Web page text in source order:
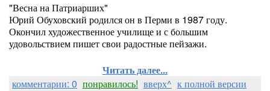
"Весна на Патриарших"
Юрий Обуховский родился он в Перми в 1987 году.
Окончил художественное училище и с большим
удовольствием пишет свои радостные пейзажи.
Читать далее...
комментарии: 0 понравилось! вверх^ к полной версии